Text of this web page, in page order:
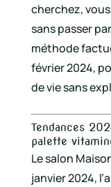
cherchez,
sans passer
méthode
février 2024,
de vie sans
Tendances
palette
Le salon
janvier 2024,